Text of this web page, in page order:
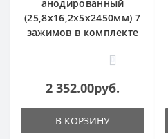
анодированный
(25,8х16,2х5х2450мм) 7
зажимов в комплекте
0
2 352.00руб.
В КОРЗИНУ